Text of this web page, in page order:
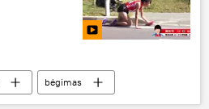
bėgimas